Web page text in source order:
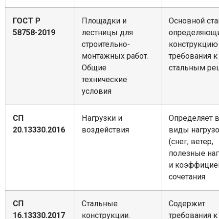
ГОСТ Р
58758-2019
Площадки и
лестницы для
строительно-
монтажных работ.
Общие
технические
условия
Основной
требования к
стальным
СП
20.13330.2016
Нагрузки и
воздействия
Определяет
виды
(снег, ветер,
полезные
и
сочетания
СП
16.13330.2017
Стальные
конструкции.
Содержит
требования к